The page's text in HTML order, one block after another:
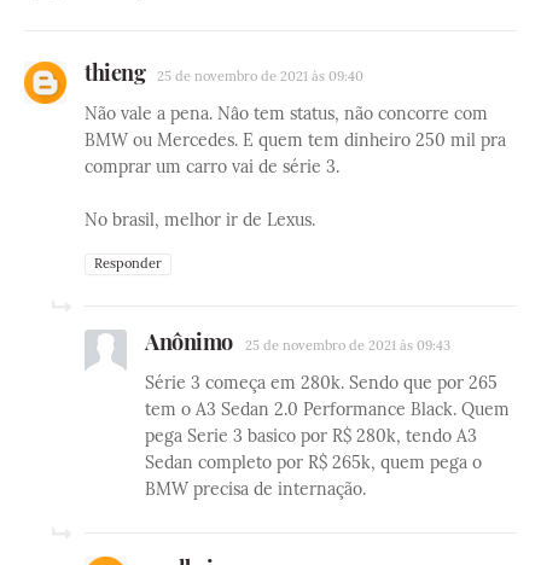
thieng 25 de novembro de 2021 às 09:40
Não vale a pena. Nâo tem status, não concorre com
BMW ou Mercedes. E quem tem dinheiro 250 mil pra
comprar um carro vai de série 3.
No brasil, melhor ir de Lexus.
Responder
Anônimo 25 de novembro de 2021 às 09:43
Série 3 começa em 280k. Sendo que por 265
tem o A3 Sedan 2.0 Performance Black. Quem
pega Serie 3 basico por R$ 280k, tendo A3
Sedan completo por R$ 265k, quem pega o
BMW precisa de internação.